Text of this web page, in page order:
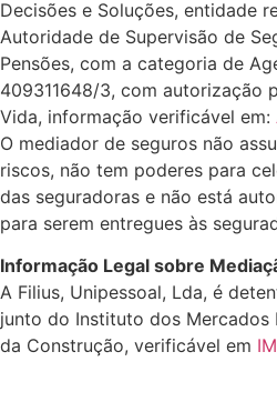
Decisões e Soluções, entidade
Autoridade de Supervisão de
Pensões, com a categoria de
409311648/3, com autorização
Vida, informação verificável em:
O mediador de seguros não
riscos, não tem poderes para
das seguradoras e não está
para serem entregues às
Informação Legal sobre
A Filius, Unipessoal, Lda, é
junto do Instituto dos Mercados
da Construção, verificável em